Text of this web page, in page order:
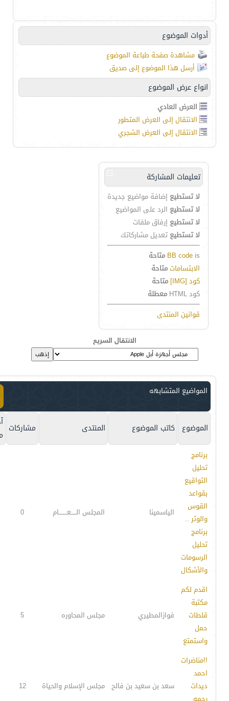
أدوات الموضوع
مشاهدة صفحة طباعة الموضوع
أرسل هذا الموضوع إلى صديق
انواع عرض الموضوع
العرض العادي
الانتقال إلى العرض المتطور
الانتقال إلى العرض الشجري
تعليمات المشاركة
لا تستطيع إضافة مواضيع جديدة
لا تستطيع الرد على المواضيع
لا تستطيع إرفاق ملفات
لا تستطيع تعديل مشاركاتك
BB code is
متاحة
الابتساماتمتاحة
كود [IMG]
متاحة
كود HTML
معطلة
قوانين المنتدى
الانتقال السريع
المواضيع المتشابهه
الموضوع كاتب الموضوع المنتدى مشاركات
برنامج
تحليل
التواقيع
بقواعد
القوس
والوتر ..
برنامج
تحليل
الرسومات
والأشكال
الياسمينا المجلس الـــــعــــــــام 0
اقدم لكم
مكتبة
قلطات
حمل
واستمتع
فوازالمطيري مجلس المحاوره 5
!!مناضرات
احمد
ديدات
سعد بن سعيد بن فالح مجلس الإسلام والحياة 12